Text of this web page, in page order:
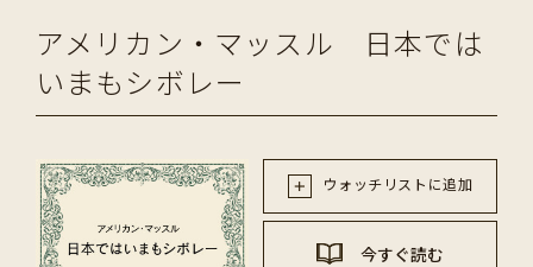
アメリカン・マッスル 日本では
いまもシボレー
ウォッチリストに追加
今すぐ読む